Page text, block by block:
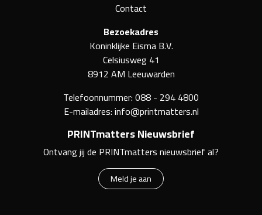
Contact
Bezoekadres
Koninklijke Eisma B.V.
Celsiusweg 41
8912 AM Leeuwarden
Telefoonnummer:088 - 294 4800
E-mailadres:info@printmatters.nl
PRINTmatters Nieuwsbrief
Ontvang jij de PRINTmatters nieuwsbrief al?
Meld je aan